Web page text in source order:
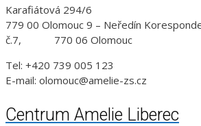
Karafiátová 294/6
779 00 Olomouc 9 – Neředín
č.7, 770 06 Olomouc
Tel: +420 739 005 123
E-mail: olomouc@amelie-zs.cz
Centrum Amelie Liberec